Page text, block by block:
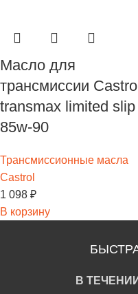
Масло для
трансмиссии Castrol
transmax limited slip
85w-90
Трансмиссионные масла
Castrol
1 098 ₽
В корзину
В